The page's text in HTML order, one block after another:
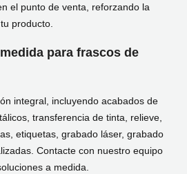
el punto de venta, reforzando la
producto.
para frascos de
integral, incluyendo acabados de
transferencia de tinta, relieve,
etiquetas, grabado láser, grabado
Contacte con nuestro equipo
a medida.